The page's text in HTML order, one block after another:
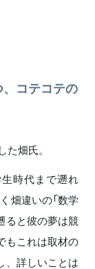
、コテコテの
畑氏。
生時代まで遡れ
畑違いの「数学
ると彼の夢は競
もこれは取材の
、詳しいことは